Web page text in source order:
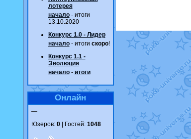
лотерея
начало- итоги
13.10.2020
Конкурс 1.0 - Лидер
начало- итоги скоро!
Конкурс 1.1 -
Эволюция
начало- итоги
Онлайн
—
Юзеров: 0| Гостей: 1048